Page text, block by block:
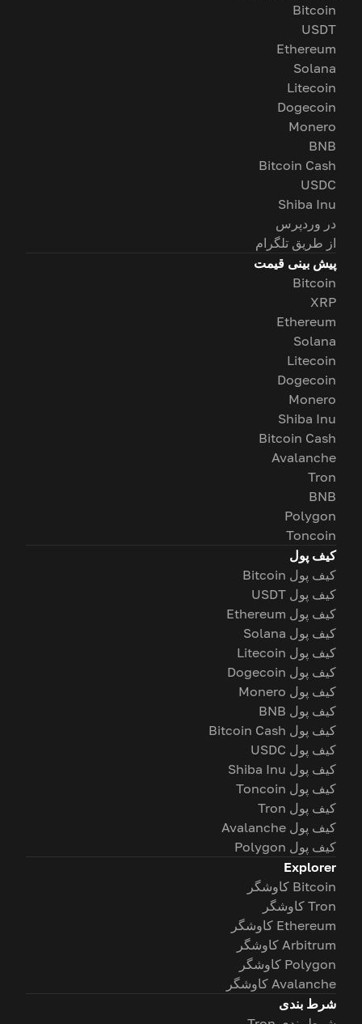
Bitcoin
USDT
Ethereum
Solana
Litecoin
Dogecoin
Monero
BNB
Bitcoin Cash
USDC
Shiba Inu
در وردپرس
از طریق تلگرام
پیش بینی قیمت
Bitcoin
XRP
Ethereum
Solana
Litecoin
Dogecoin
Monero
Shiba Inu
Bitcoin Cash
Avalanche
Tron
BNB
Polygon
Toncoin
کیف پول
کیف پول Bitcoin
کیف پول USDT
کیف پول Ethereum
کیف پول Solana
کیف پول Litecoin
کیف پول Dogecoin
کیف پول Monero
کیف پول BNB
کیف پول Bitcoin Cash
کیف پول USDC
کیف پول Shiba Inu
کیف پول Toncoin
کیف پول Tron
کیف پول Avalanche
کیف پول Polygon
Explorer
Bitcoin کاوشگر
Tron کاوشگر
Ethereum کاوشگر
Arbitrum کاوشگر
Polygon کاوشگر
Avalanche کاوشگر
شرط بندی